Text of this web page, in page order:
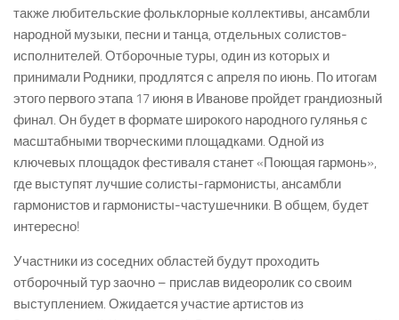
также любительские фольклорные коллективы, ансамбли
народной музыки, песни и танца, отдельных солистов­-
исполнителей. Отборочные туры, один из которых и
принимали Родники, продлятся с апреля по июнь. По итогам
этого первого этапа 17 июня в Иванове пройдет грандиозный
финал. Он будет в формате широкого народного гулянья с
масштабными творческими площадками. Одной из
ключевых площадок фестиваля станет «Поющая гармонь»,
где выступят лучшие солисты-­гармонисты, ансамбли
гармонистов и гармонисты-­частушечники. В общем, будет
интересно!
Участники из соседних областей будут проходить
отборочный тур заочно – прислав видеоролик со своим
выступлением. Ожидается участие артистов из